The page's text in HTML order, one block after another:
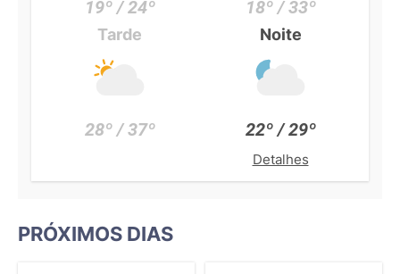
19º / 24º 18º / 33º
Tarde
28º / 37º
Noite
22º / 29º
Detalhes
PRÓXIMOS DIAS